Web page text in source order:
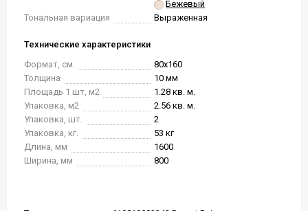
Бежевый
Тональная вариация
Выраженная
Технические характеристики
Формат, см.
80x160
Толщина
10 мм
Площадь 1 шт, м2
1.28 кв. м.
Упаковка, м2
2.56 кв. м.
Упаковка, шт.
2
Упаковка, кг.
53 кг
Длина, мм
1600
Ширина, мм
800